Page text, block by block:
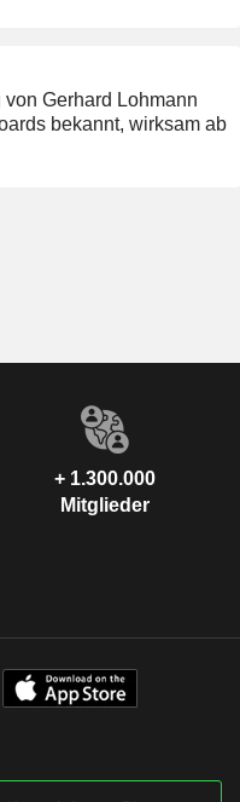
Gerhard Lohmann
bekannt, wirksam ab
+ 1.300.000
Mitglieder